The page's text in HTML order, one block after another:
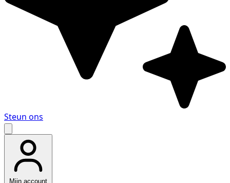
Steun ons
Mijn account